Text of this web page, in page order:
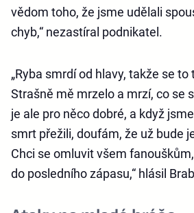
vědom toho, že jsme udělali
chyb,“ nezastíral podnikatel.
„Ryba smrdí od hlavy, takže se
Strašně mě mrzelo a mrzí, co se
je ale pro něco dobré, a když
smrt přežili, doufám, že už bude
Chci se omluvit všem
do posledního zápasu,“ hlásil